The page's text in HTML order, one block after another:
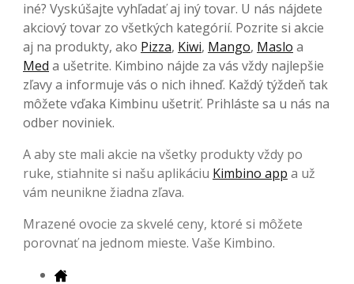
iné? Vyskúšajte vyhľadať aj iný tovar. U nás nájdete
akciový tovar zo všetkých kategórií. Pozrite si akcie
aj na produkty, ako Pizza, Kiwi, Mango, Maslo a
Med a ušetrite. Kimbino nájde za vás vždy najlepšie
zľavy a informuje vás o nich ihneď. Každý týždeň tak
môžete vďaka Kimbinu ušetriť. Prihláste sa u nás na
odber noviniek.
A aby ste mali akcie na všetky produkty vždy po
ruke, stiahnite si našu aplikáciu Kimbino app a už
vám neunikne žiadna zľava.
Mrazené ovocie za skvelé ceny, ktoré si môžete
porovnať na jednom mieste. Vaše Kimbino.